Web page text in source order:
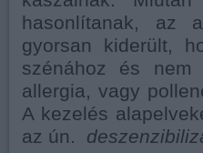
hasonlítanak, az
gyorsan kiderült,
szénához és
allergia, vagy
A kezelés
az ún.